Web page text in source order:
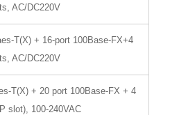
AC/DC220V
T(X) + 16-port 100Base-FX+4
AC/DC220V
T(X) + 20 port 100Base-FX + 4
slot), 100-240VAC